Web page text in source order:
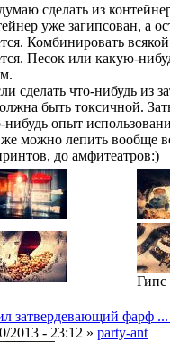
сделать из
уже загипсован, а
Комбинировать
Песок или какую-
сделать что-нибудь из
быть токсичной.
нибудь опыт
можно лепить вообще
до амфитеатров:)
Гипс
затвердевающий фарф ...
2013 - 23:12 » party-ant